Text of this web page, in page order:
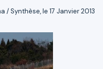
/ Synthèse, le 17 Janvier 2013